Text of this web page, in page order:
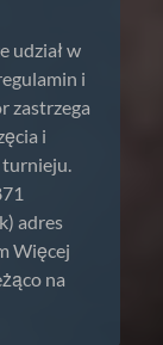
udział w
i
zastrzega
i
turnieju.
adres
Więcej
na